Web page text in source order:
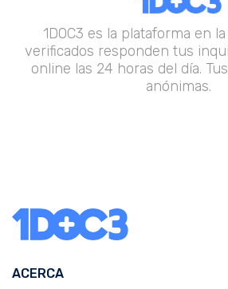
1DOC3 es la plataforma en
verificados responden tus
online las 24 horas del día.
anónimas.
ACERCA